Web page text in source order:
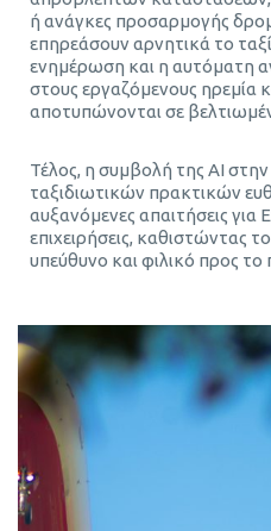
ή ανάγκες προσαρμογής
επηρεάσουν αρνητικά το
ενημέρωση και η αυτόματη
στους εργαζόμενους ηρεμία
αποτυπώνονται σε
Τέλος, η συμβολή της AI
ταξιδιωτικών πρακτικών
αυξανόμενες απαιτήσεις για
επιχειρήσεις, καθιστώντας
υπεύθυνο και φιλικό προς το